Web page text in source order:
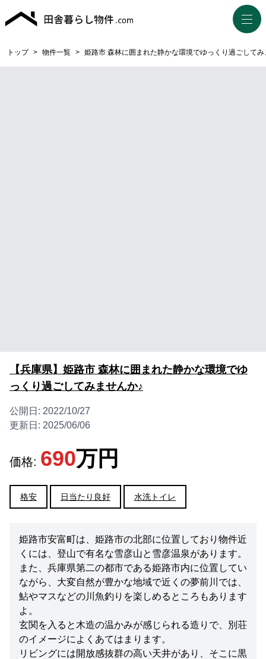
トップ > 物件一覧 > 姫路市 森林に囲まれた静かな環境でゆっくり過ごしてみ
【兵庫県】姫路市 森林に囲まれた静かな環境でゆ
っくり過ごしてみませんか♪
公開日: 2022/10/27
更新日: 2025/06/06
価格: 690万円
格安 日当たり良好 水洗トイレ
姫路市安富町は、姫路市の北部に位置しており物件近
くには、登山で有名な雪彦山と雪彦温泉があります。
また、兵庫県第二の都市である姫路市内に位置してい
ながら、大変自然が豊かな地域で近くの夢前川では、
鮎やマスなどの川魚釣りを楽しめるところもあります
よ。
玄関を入ると木造の温かみが感じられる造りで、別荘
のイメージによくあてはまります。
リビングには開放感抜群の高い天井があり、そこに黒